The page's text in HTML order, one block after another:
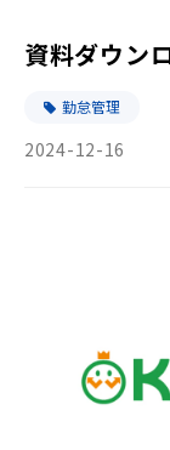
資料ダウン
勤怠管理
2024-12-16